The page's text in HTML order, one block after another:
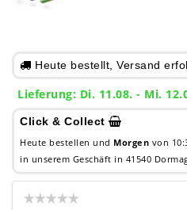
Heute bestellt, Versand
Lieferung: Di. 11.08. - Mi.
Click & Collect
Heute bestellen und Morgen von
in unserem Geschäft in 41540